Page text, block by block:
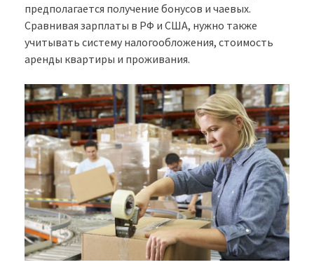
предполагается получение бонусов и чаевых.
Сравнивая зарплаты в РФ и США, нужно также
учитывать систему налогообложения, стоимость
аренды квартиры и проживания.